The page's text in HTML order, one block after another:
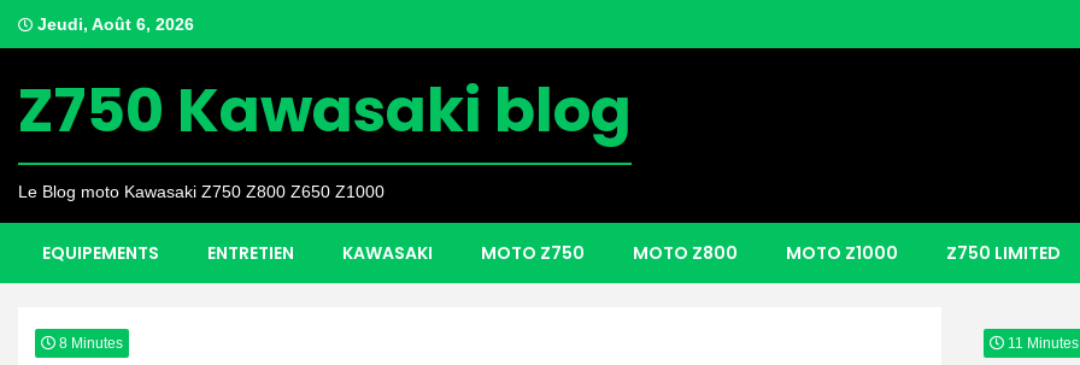
Jeudi, Août 6, 2026
Z750 Kawasaki blog
Le Blog moto Kawasaki Z750 Z800 Z650 Z1000
EQUIPEMENTS ENTRETIEN KAWASAKI MOTO Z750 MOTO Z800 MOTO Z1000 Z750 LIMITED
8 Minutes 11 Minutes